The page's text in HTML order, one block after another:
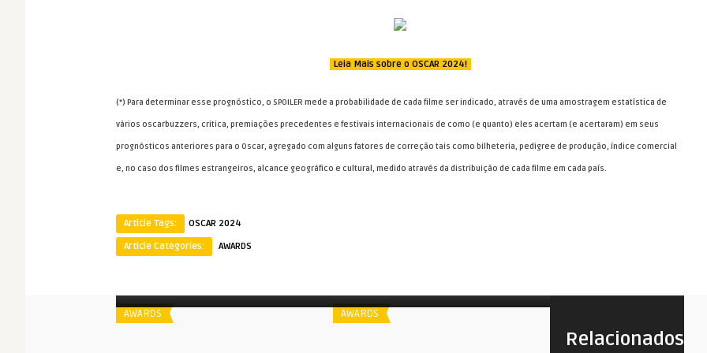
Leia Mais sobre o OSCAR 2024!
(*) Para determinar esse prognóstico, o SPOILER mede a probabilidade de cada filme ser indicado, através de uma amostragem estatística de
vários oscarbuzzers, critica, premiações precedentes e festivais internacionais de como (e quanto) eles acertam (e acertaram) em seus
prognósticos anteriores para o Oscar, agregado com alguns fatores de correção tais como bilheteria, pedigree de produção, índice comercial
e, no caso dos filmes estrangeiros, alcance geográfico e cultural, medido através da distribuição de cada filme em cada país.
Article Tags:
OSCAR 2024
Article Categories:
AWARDS
Relacionados
AWARDS AWARDS